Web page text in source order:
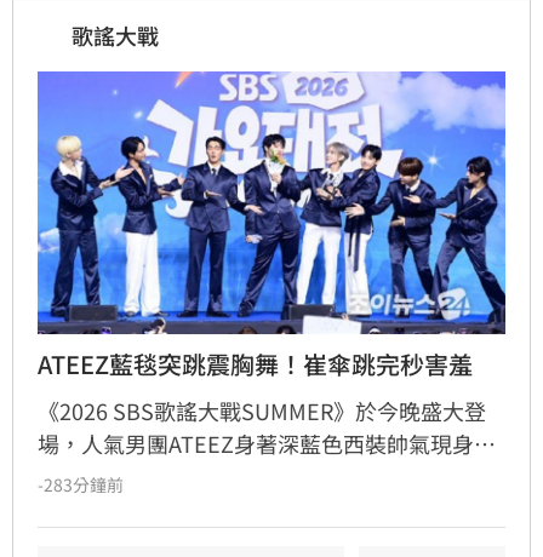
歌謠大戰
ATEEZ藍毯突跳震胸舞！崔傘跳完秒害羞
《2026 SBS歌謠大戰SUMMER》於今晚盛大登
場，人氣男團ATEEZ身著深藍色西裝帥氣現身藍
毯，展現成熟魅力。現場不僅大秀紅遍全球的招
-283分鐘前